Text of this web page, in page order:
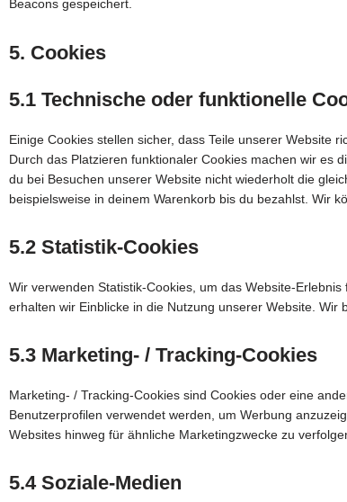
Beacons gespeichert.
5. Cookies
5.1 Technische oder funktionelle
Einige Cookies stellen sicher, dass Teile unserer Website
Durch das Platzieren funktionaler Cookies machen wir es
du bei Besuchen unserer Website nicht wiederholt die
beispielsweise in deinem Warenkorb bis du bezahlst. Wir
5.2 Statistik-Cookies
Wir verwenden Statistik-Cookies, um das Website-
erhalten wir Einblicke in die Nutzung unserer Website. Wir
5.3 Marketing- / Tracking-Cookies
Marketing- / Tracking-Cookies sind Cookies oder eine
Benutzerprofilen verwendet werden, um Werbung
Websites hinweg für ähnliche Marketingzwecke zu
5.4 Soziale-Medien